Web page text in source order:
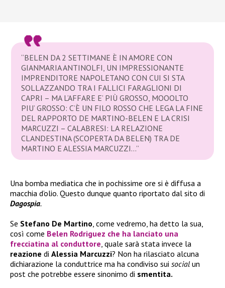
“BELEN DA 2 SETTIMANE È IN AMORE CON
GIANMARIA ANTINOLFI, UN IMPRESSIONANTE
IMPRENDITORE NAPOLETANO CON CUI SI STA
SOLLAZZANDO TRA I FALLICI FARAGLIONI DI
CAPRI – MA L’AFFARE E’ PIÙ GROSSO, MOOOLTO
PIU’ GROSSO: C’È UN FILO ROSSO CHE LEGA LA FINE
DEL RAPPORTO DE MARTINO-BELEN E LA CRISI
MARCUZZI – CALABRESI: LA RELAZIONE
CLANDESTINA (SCOPERTA DA BELEN) TRA DE
MARTINO E ALESSIA MARCUZZI…”
Una bomba mediatica che in pochissime ore si è diffusa a
macchia d’olio. Questo dunque quanto riportato dal sito di
Dagospia.
Se Stefano De Martino , come vedremo, ha detto la sua,
così come Belen Rodriguez che ha lanciato una
frecciatina al conduttore , quale sarà stata invece la
reazione di Alessia Marcuzzi? Non ha rilasciato alcuna
dichiarazione la conduttrice ma ha condiviso sui social un
post che potrebbe essere sinonimo di smentita.